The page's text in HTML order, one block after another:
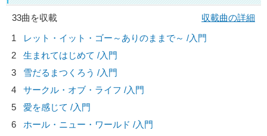
33曲を収載
収載曲の詳細
1
レット・イット・ゴー～ありのままで～ /入門
2
生まれてはじめて /入門
3
雪だるまつくろう /入門
4
サークル・オブ・ライフ /入門
5
愛を感じて /入門
6
ホール・ニュー・ワールド /入門